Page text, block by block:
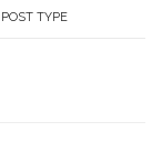
TYPE